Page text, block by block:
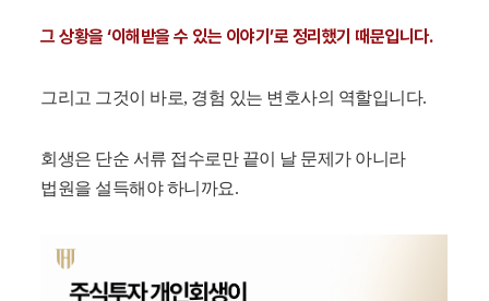
그 상황을 ‘이해받을 수 있는 이야기’로 정리했기 때문입니다.
그리고 그것이 바로, 경험 있는 변호사의 역할입니다.
회생은 단순 서류 접수로만 끝이 날 문제가 아니라
법원을 설득해야 하니까요.